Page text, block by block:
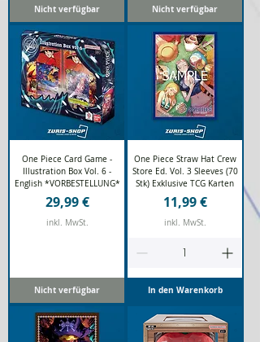
Nicht verfügbar Nicht verfügbar
One Piece Card Game -
Illustration Box Vol. 6 -
English *VORBESTELLUNG*
Preis
29,99 €
inkl. MwSt.
Nicht verfügbar
One Piece Straw Hat Crew
Store Ed. Vol. 3 Sleeves (70
Stk) Exklusive TCG Karten
Preis
11,99 €
inkl. MwSt.
In den Warenkorb